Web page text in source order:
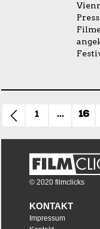
1 ... 16
© 2020 filmclicks
KONTAKT
Impressum